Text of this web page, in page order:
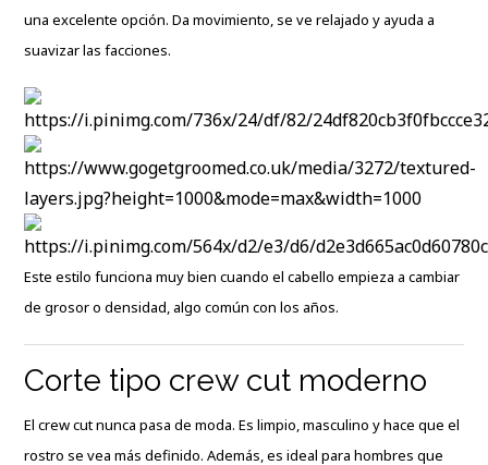
una excelente opción. Da movimiento, se ve relajado y ayuda a
suavizar las facciones.
Este estilo funciona muy bien cuando el cabello empieza a cambiar
de grosor o densidad, algo común con los años.
Corte tipo crew cut moderno
El crew cut nunca pasa de moda. Es limpio, masculino y hace que el
rostro se vea más definido. Además, es ideal para hombres que